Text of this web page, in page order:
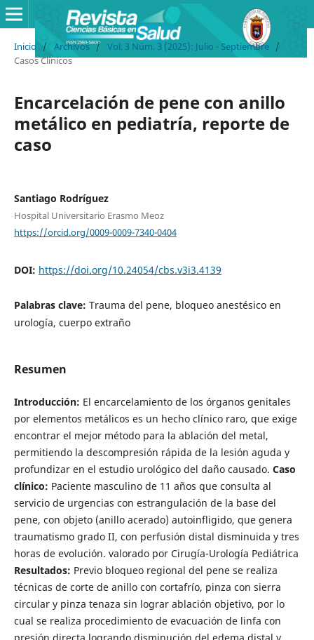
Inicio / Archivos / Vol. 3 Núm. 3 (2025): Julio - Septiembre /
Casos Clínicos
Encarcelación de pene con anillo
metálico en pediatría, reporte de
caso
Santiago Rodríguez
Hospital Universitario Erasmo Meoz
https://orcid.org/0009-0009-7340-0404
DOI: https://doi.org/10.24054/cbs.v3i3.4139
Palabras clave: Trauma del pene, bloqueo anestésico en
urología, cuerpo extraño
Resumen
Introducción: El encarcelamiento de los órganos genitales
por elementos metálicos es un hecho clínico raro, que exige
encontrar el mejor método para la ablación del metal,
permitiendo la descompresión rápida de la lesión aguda y
profundizar en el estudio urológico del daño causado. Caso
clínico: Paciente masculino de 11 años que consulta al
servicio de urgencias con estrangulación de la base del
pene, con objeto (anillo acerado) autoinfligido, que genera
traumatismo grado II, con perfusión distal disminuida y tres
horas de evolución. valorado por Cirugía-Urología Pediátrica
Resultados: Previo bloqueo regional del pene se realiza
técnicas de corte de anillo con cortafrío, pinza con sierra
circular y pinza tenaza sin lograr ablación objetivo, por lo
cual se realiza procedimiento de evacuación de linfa con
presión directa logrando disminución del edema distal y